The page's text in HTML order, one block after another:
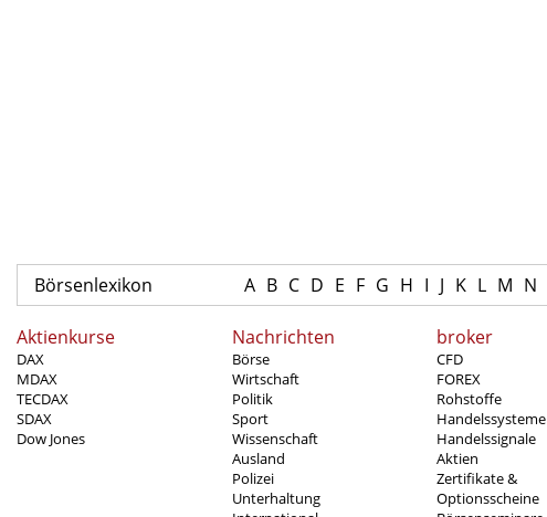
Börsenlexikon A B C D E F G H I J K L M N
Aktienkurse
DAX
MDAX
TECDAX
SDAX
Dow Jones
Nachrichten
Börse
Wirtschaft
Politik
Sport
Wissenschaft
Ausland
Polizei
Unterhaltung
broker
CFD
FOREX
Rohstoffe
Handelssysteme
Handelssignale
Aktien
Zertifikate &
Optionsscheine